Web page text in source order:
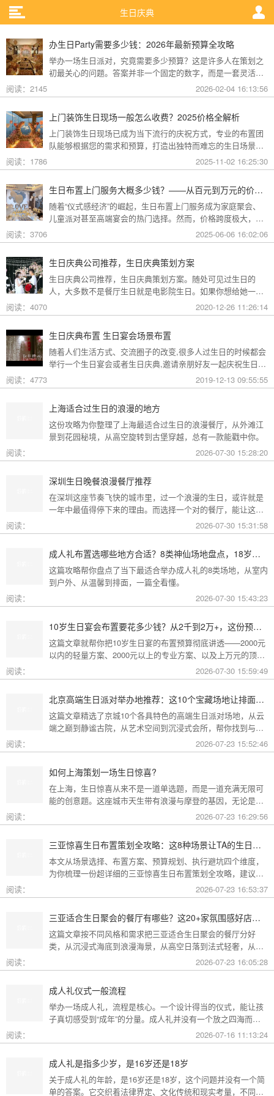
生日庆典
办生日Party需要多少钱：2026年最新预算全攻略
举办一场生日派对，究竟需要多少预算？这是许多人在策划之
初最关心的问题。答案并非一个固定的数字，而是一套灵活的
预算组合拳。从几十元的居家小聚到数万元的豪华盛宴，价格
跨度极大。关键在于明确目标、合理分配资源。本文将为您详
预算方案，助您在有限的预算内，办出一场精彩纷呈的生日庆
典。
阅读：2145 2026-02-04 16:13:56
上门装饰生日现场一般怎么收费？2025价格全解析
上门装饰生日现场已成为当下流行的庆祝方式，专业的布置团
队能够根据您的需求和预算，打造出独特而难忘的生日场景。
本文将详细介绍上门生日装饰的收费构成、价格区间及省钱技
巧。
阅读：1786 2025-11-02 16:25:30
生日布置上门服务大概多少钱？——从百元到万元的价格全解析
随着“仪式感经济”的崛起，生日布置上门服务成为家庭聚会、
儿童派对甚至高端宴会的热门选择。然而，价格跨度极大，从
几百元的基础装饰到数万元的沉浸式场景均有覆盖。本文将结
合市场调研数据与地域案例，解析影响价格的核心因素与性价
阅读：3706 2025-06-06 16:02:06
生日庆典公司推荐，生日庆典策划方案
生日庆典公司推荐，生日庆典策划方案。随处可见过生日的
人，大多数不是餐厅生日就是电影院生日。如果你想给她一个
特别的生日方式的话，那今天就赶紧来看看礼帮帮生日策划公
司给大家分享的浪漫生日庆典策划方案吧。
阅读：4070 2020-12-26 11:26:14
生日庆典布置 生日宴会场景布置
随着人们生活方式、交流圈子的改变,很多人过生日的时候都会
举行一个生日宴会或者生日庆典,邀请亲朋好友一起庆祝生日。
无论是在酒店还是在哪个地方办宴会或者庆典都离不开布置,那
么生日庆典要怎么布置呢?
阅读：4773 2019-12-13 09:55:55
上海适合过生日的浪漫的地方
这份攻略为你整理了上海最适合过生日的浪漫餐厅，从外滩江
景到花园秘境，从高空旋转到古堡穿越，总有一款能戳中你。
阅读：
2026-07-30 15:28:20
深圳生日晚餐浪漫餐厅推荐
在深圳这座节奏飞快的城市里，过一个浪漫的生日，或许就是
一年中最值得停下来的理由。而选择一个对的餐厅，能让这一
天从“普通”变成“终生难忘”。无论是俯瞰城市灯火的高空秘境，
还是被鲜花与海风包裹的梦幻露台，深圳从不缺乏仪式感。
阅读： 2026-07-30 15:31:58
成人礼布置选哪些地方合适？8类神仙场地盘点，18岁的仪式感从选对地方开始
这篇攻略帮你盘点了当下最适合举办成人礼的8类场地，从室内
到户外、从温馨到排面，一篇全看懂。
阅读：
2026-07-30 15:43:23
10岁生日宴会布置要花多少钱？从2千到2万+，这份预算攻略讲透了
这篇文章就帮你把10岁生日宴的布置预算彻底讲透——2000元
以内的轻量方案、2000元以上的专业方案、以及上万元的顶配
阅读： 2026-07-30 15:59:49
北京高端生日派对举办地推荐：这10个宝藏场地让排面与品味兼得
这篇文章精选了京城10个各具特色的高端生日派对场地，从云
端之巅到静谧古院，从艺术空间到沉浸式会所，帮你找到与心
阅读： 2026-07-23 15:52:46
如何上海策划一场生日惊喜?
在上海，生日惊喜从来不是一道单选题，而是一道充满无限可
能的创意题。这座城市天生带有浪漫与摩登的基因，无论是外
滩的璀璨夜景，还是梧桐树下的老洋房，都为策划惊喜提供了
无尽的灵感
阅读： 2026-07-23 16:29:56
三亚惊喜生日布置策划全攻略：这8种场景让TA的生日成为永远难忘的回忆
本文从场景选择、布置方案、预算规划、执行避坑四个维度，
为你梳理一份超详细的三亚惊喜生日布置策划全攻略，建议收
阅读： 2026-07-23 16:53:37
三亚适合生日聚会的餐厅有哪些？这20+家氛围感好店按风格挑，一篇搞定
这篇文章按不同风格和需求把三亚适合生日聚会的餐厅分好
类，从沉浸式海底到浪漫海景，从高空日落到法式轻奢，从热
带庭院到高性价比好店，直接对号入座就行。
阅读： 2026-07-23 16:05:28
成人礼仪式一般流程
举办一场成人礼，流程是核心。一个设计得当的仪式，能让孩
子真切感受到“成年”的分量。成人礼并没有一个放之四海而皆
准的固定模板，它可以根据不同的风格和规模灵活调整。下面
为你梳理了传统、现代和家庭聚会三种主要场景的完整流程，
阅读： 2026-07-16 11:13:24
成人礼是指多少岁，是16岁还是18岁
关于成人礼的年龄，是16岁还是18岁，这个问题并没有一个简
单的答案。它交织着法律界定、文化传统和现实考量，不同的